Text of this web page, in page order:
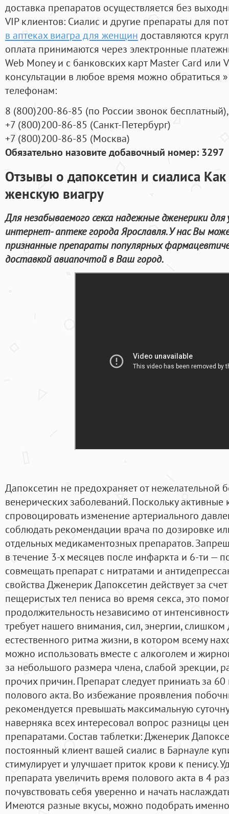
доставка препаратов осуществляется без
VIP клиентов: Сиалис и другие препараты для
в аптеках виагра для женщин доставляются
оплата принимаются через электронные
Web Money и с банковских карт Master Card или
консультации в любое время можно обратиться
телефонам:
8 (800)200-86-85 (по России звонок бесплатный),
+7 (800)200-86-85 (Санкт-Петербург)
+7 (800)200-86-85 (Москва)
Обязательно назовите добавочный номер: 3297
Отзывы о дапоксетин и сиалиса
женскую виагру
Для незабываемого секса надежные дженерики
интернет- аптеке города Ярославля. У нас Вы
признанные препараты популярных
доставкой авиапочтой в Ваш город.
Дапоксетин не предохраняет от нежелательной
венерических заболеваний. Поскольку
спровоцировать изменение артериального
соблюдать рекомендации врача по дозировке
отдельных медикаментозных препаратов.
в течение 3-х месяцев после инфаркта и 6-ти —
совмещать препарат с нитратами и
свойства Дженерик Дапоксетин действует за
пещеристых тел пениса во время секса, это
продолжительность независимо от
требует нашего внимания, сил, энергии,
естественного ритма жизни, в котором всему
можно использовать вместе с алкоголем и
за небольшого размера члена, слабой эрекции,
прочих причин. Препарат следует приниать за
полового акта. Во избежание проявления
рекомендуется превышать максимальную
наверняка всех интересовал вопрос разницы
препаратами. Состав таблетки: Дженерик
постоянный клиент вашей сиалис в Барнауле
стимулирует и улучшает приток крови к пенису.
препарата увеличить время полового акта в 4
почувствовать себя уверенно и начать
Имеются разные вкусы, можно подобрать